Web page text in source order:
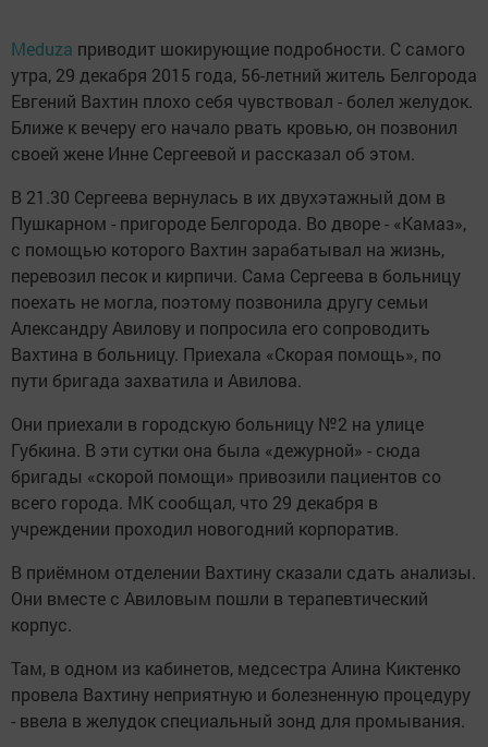
Meduza приводит шокирующие подробности. С самого
утра, 29 декабря 2015 года, 56-летний житель Белгорода
Евгений Вахтин плохо себя чувствовал - болел желудок.
Ближе к вечеру его начало рвать кровью, он позвонил
своей жене Инне Сергеевой и рассказал об этом.
В 21.30 Сергеева вернулась в их двухэтажный дом в
Пушкарном - пригороде Белгорода. Во дворе - «Камаз»,
с помощью которого Вахтин зарабатывал на жизнь,
перевозил песок и кирпичи. Сама Сергеева в больницу
поехать не могла, поэтому позвонила другу семьи
Александру Авилову и попросила его сопроводить
Вахтина в больницу. Приехала «Скорая помощь», по
пути бригада захватила и Авилова.
Они приехали в городскую больницу №2 на улице
Губкина. В эти сутки она была «дежурной» - сюда
бригады «скорой помощи» привозили пациентов со
всего города. МК сообщал, что 29 декабря в
учреждении проходил новогодний корпоратив.
В приёмном отделении Вахтину сказали сдать анализы.
Они вместе с Авиловым пошли в терапевтический
корпус.
Там, в одном из кабинетов, медсестра Алина Киктенко
провела Вахтину неприятную и болезненную процедуру
- ввела в желудок специальный зонд для промывания.